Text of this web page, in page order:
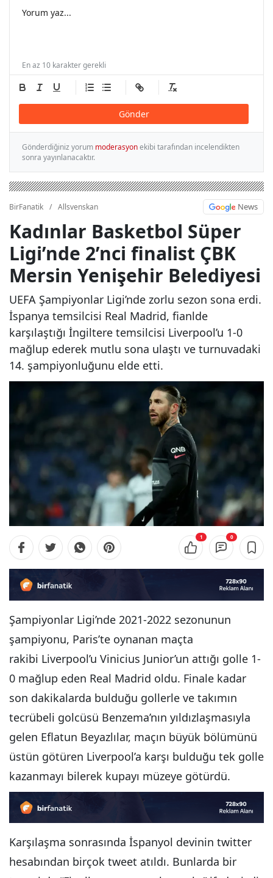
Gönder
En az 10 karakter gerekli
Gönderdiğiniz yorum moderasyonekibi tarafından incelendikten
sonra yayınlanacaktır.
BirFanatik / Allsvenskan News
Kadınlar Basketbol Süper
Ligi’nde 2’nci finalist ÇBK
Mersin Yenişehir Belediyesi
UEFA Şampiyonlar Ligi’nde zorlu sezon sona erdi.
İspanya temsilcisi Real Madrid, fianlde
karşılaştığı İngiltere temsilcisi Liverpool’u 1-0
mağlup ederek mutlu sona ulaştı ve turnuvadaki
14. şampiyonluğunu elde etti.
1 0
Şampiyonlar Ligi’nde 2021-2022 sezonunun
şampiyonu, Paris’te oynanan maçta
rakibi Liverpool’u Vinicius Junior’un attığı golle 1-
0 mağlup eden Real Madrid oldu. Finale kadar
son dakikalarda bulduğu gollerle ve takımın
tecrübeli golcüsü Benzema’nın yıldızlaşmasıyla
gelen Eflatun Beyazlılar, maçın büyük bölümünü
üstün götüren Liverpool’a karşı bulduğu tek golle
kazanmayı bilerek kupayı müzeye götürdü.
Karşılaşma sonrasında İspanyol devinin twitter
hesabından birçok tweet atıldı. Bunlarda bir